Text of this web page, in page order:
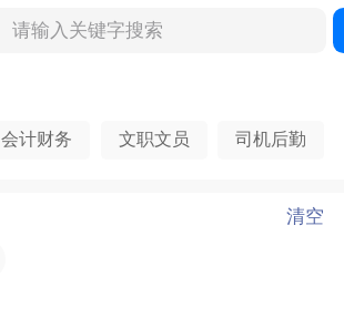
会计财务 文职文员 司机后勤
清空